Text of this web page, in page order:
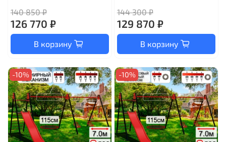
140 850 ₽
126 770 ₽
В корзину
144 300 ₽
129 870 ₽
В корзину
-10% -10%